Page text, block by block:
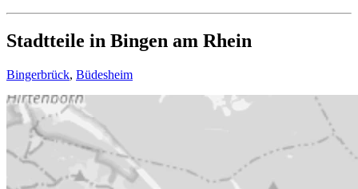
Stadtteile in Bingen am Rhein
Bingerbrück, Büdesheim